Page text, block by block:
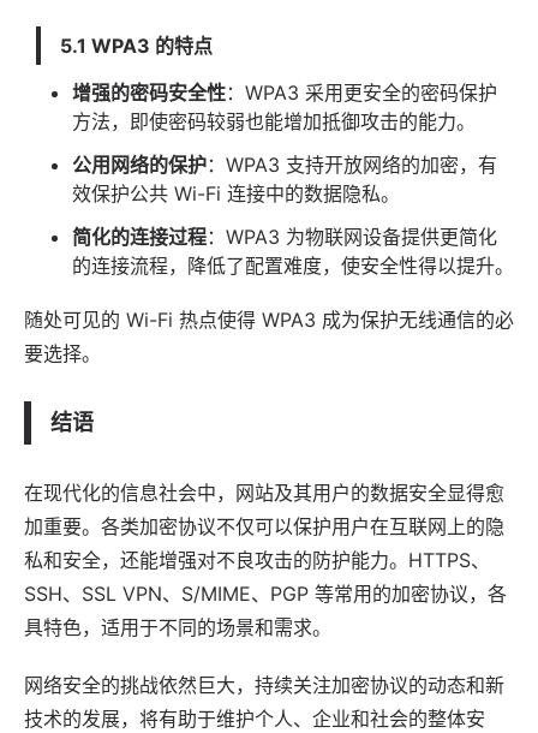
5.1 WPA3 的特点
增强的密码安全性：WPA3 采用更安全的密码保护
方法，即使密码较弱也能增加抵御攻击的能力。
公用网络的保护：WPA3 支持开放网络的加密，有
效保护公共 Wi-Fi 连接中的数据隐私。
简化的连接过程：WPA3 为物联网设备提供更简化
的连接流程，降低了配置难度，使安全性得以提升。
随处可见的 Wi-Fi 热点使得 WPA3 成为保护无线通信的必
要选择。
结语
在现代化的信息社会中，网站及其用户的数据安全显得愈
加重要。各类加密协议不仅可以保护用户在互联网上的隐
私和安全，还能增强对不良攻击的防护能力。HTTPS、
SSH、SSL VPN、S/MIME、PGP 等常用的加密协议，各
具特色，适用于不同的场景和需求。
网络安全的挑战依然巨大，持续关注加密协议的动态和新
技术的发展，将有助于维护个人、企业和社会的整体安